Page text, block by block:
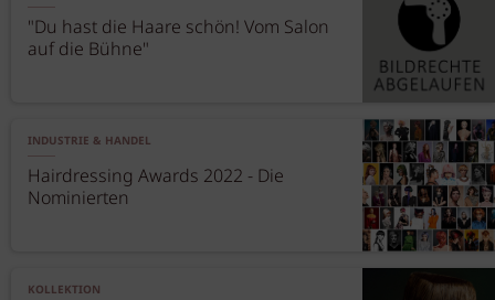
"Du hast die Haare schön! Vom Salon
auf die Bühne"
INDUSTRIE & HANDEL
Hairdressing Awards 2022 - Die
Nominierten
KOLLEKTION